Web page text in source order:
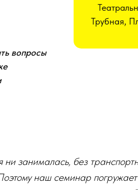
вопросы
Трубная,
занималась, без
наш семинар